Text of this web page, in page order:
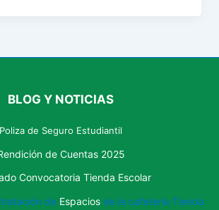
BLOG Y NOTICIAS
Poliza de Seguro Estudiantil
de Cuentas 2025
Convocatoria Tienda Escolar
de Espacios de la cafetería Tienda